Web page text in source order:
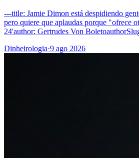
---title: Jamie Dimon está despidiendo
pero quiere que aplaudas porque "ofrece
24'author: Gertrudes Von
Dinheirologia·9 ago 2026